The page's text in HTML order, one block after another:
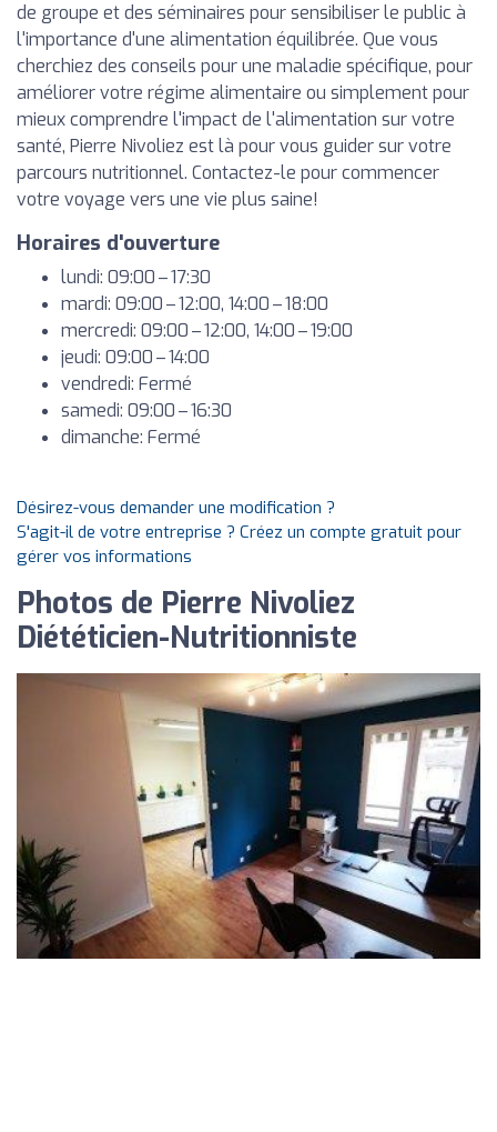
de groupe et des séminaires pour sensibiliser le public à
l'importance d'une alimentation équilibrée. Que vous
cherchiez des conseils pour une maladie spécifique, pour
améliorer votre régime alimentaire ou simplement pour
mieux comprendre l'impact de l'alimentation sur votre
santé, Pierre Nivoliez est là pour vous guider sur votre
parcours nutritionnel. Contactez-le pour commencer
votre voyage vers une vie plus saine!
Horaires d'ouverture
lundi: 09:00 – 17:30
mardi: 09:00 – 12:00, 14:00 – 18:00
mercredi: 09:00 – 12:00, 14:00 – 19:00
jeudi: 09:00 – 14:00
vendredi: Fermé
samedi: 09:00 – 16:30
dimanche: Fermé
Désirez-vous demander une modification ?
S'agit-il de votre entreprise ? Créez un compte gratuit pour
gérer vos informations
Photos de Pierre Nivoliez
Diététicien-Nutritionniste